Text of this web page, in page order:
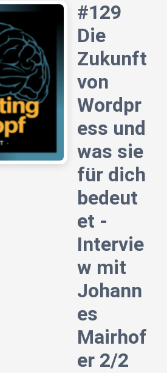
#129
Die
Zukunft
von
Wordpr
ess und
was sie
für dich
bedeut
et -
Intervie
w mit
Johann
es
Mairhof
er 2/2